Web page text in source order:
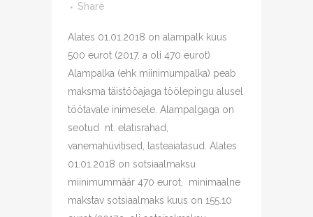
Share
Alates 01.01.2018 on alampalk kuus
500 eurot (2017. a oli 470 eurot)
Alampalka (ehk miinimumpalka) peab
maksma täistööajaga töölepingu alusel
töötavale inimesele. Alampalgaga on
seotud nt. elatisrahad,
vanemahüvitised, lasteaiatasud. Alates
01.01.2018 on sotsiaalmaksu
miinimummäär 470 eurot, minimaalne
makstav sotsiaalmaks kuus on 155.10